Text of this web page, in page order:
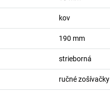
kov
190 mm
strieborná
ručné zošívačky